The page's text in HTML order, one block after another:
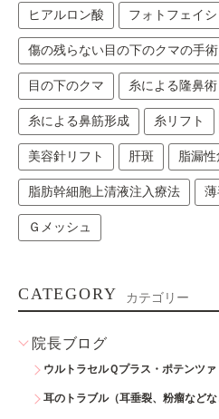
ヒアルロン酸 フォトフェイ
傷の残らない目の下のクマの手術
目の下のクマ 糸による隆鼻術
糸による鼻筋形成 糸リフト
美容針リフト 肝斑 脂漏
脂肪幹細胞上清液注入療法
Ｇメッシュ
CATEGORY カテゴリー
院長ブログ
ウルトラセルＱプラス・ポテンツァ
耳のトラブル（耳垂裂、粉瘤などな